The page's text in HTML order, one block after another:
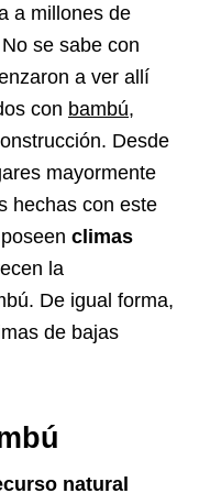
a millones de
se sabe con
a ver allí
con bambú,
Desde
mayormente
hechas con este
climas
la
De igual forma,
de bajas
natural